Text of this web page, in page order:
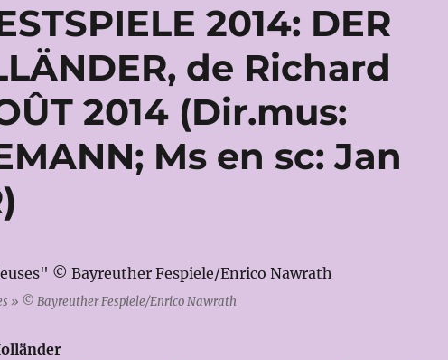
2014: DER
de Richard
2014 (Dir.mus:
Ms en sc: Jan
» © Bayreuther Fespiele/Enrico Nawrath